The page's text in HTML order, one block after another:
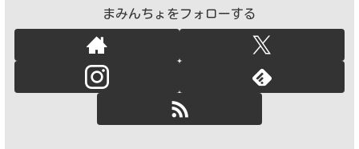
まみんちょをフォローする